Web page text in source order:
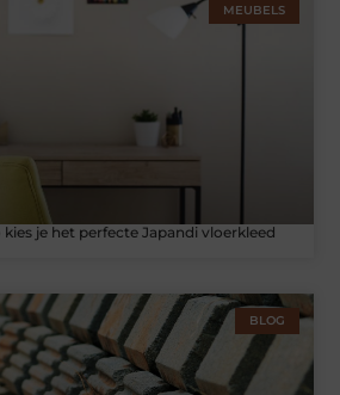
MEUBELS
je het perfecte Japandi vloerkleed
BLOG